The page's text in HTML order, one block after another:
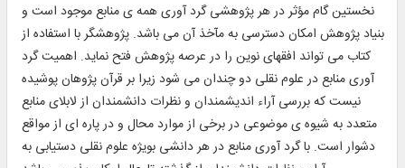
نخستين گام مؤثر در هر پژوهشى گرد آورى همه ى منابع موجود است و
بنياد پژوهش امكان دسترسى به مآخذ آن مى باشد. پژوهشگر با استفاده از
كتاب مى تواند افقهاى نوين را در عرصه پژوهش فتح نمايد. اهميت گرد
آورى منابع در علوم نقلى دو چندان مى شود زيرا بر قرآن پژوهان پوشيده
نيست كه بررسى آراء انديشمندان و نظرات دانشمندان از لابلاى منابع
متعدد به شيوه ى موضوعى در برخى از موارد محال و در پاره اى از مواقع
دشوار است. با گرد آورى منابع در هر دانشى بويژه علوم نقلى دستيابى به